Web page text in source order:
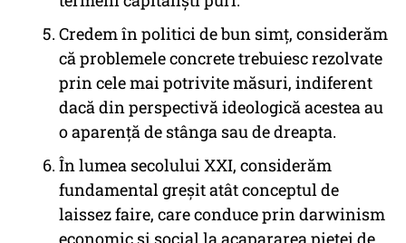
Credem în politici de bun simţ, considerăm
că problemele concrete trebuiesc rezolvate
prin cele mai potrivite măsuri, indiferent
dacă din perspectivă ideologică acestea au
o aparenţă de stânga sau de dreapta.
În lumea secolului XXI, considerăm
fundamental greşit atât conceptul de
laissezfaire, care conduce prin darwinism
economic şi social la acapararea pieţei de